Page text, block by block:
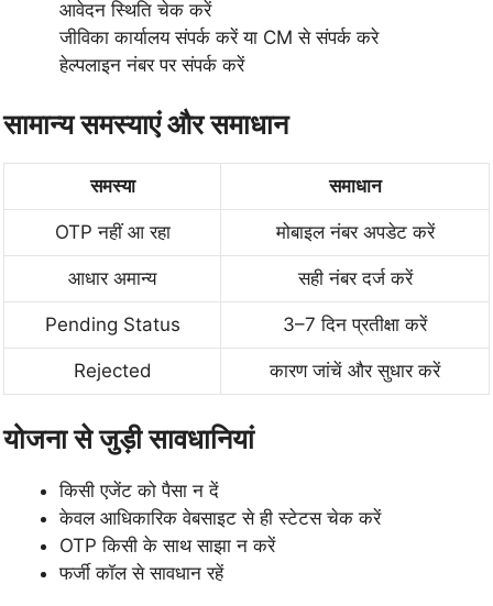
आवेदन स्थिति चेक करें
जीविका कार्यालय संपर्क करें या CM से संपर्क करे
हेल्पलाइन नंबर पर संपर्क करें
सामान्य समस्याएं और समाधान
समस्या समाधान
OTP नहीं आ रहा मोबाइल नंबर अपडेट करें
आधार अमान्य सही नंबर दर्ज करें
Pending Status 3–7 दिन प्रतीक्षा करें
Rejected कारण जांचें और सुधार करें
योजना से जुड़ी सावधानियां
किसी एजेंट को पैसा न दें
केवल आधिकारिक वेबसाइट से ही स्टेटस चेक करें
OTP किसी के साथ साझा न करें
फर्जी कॉल से सावधान रहें